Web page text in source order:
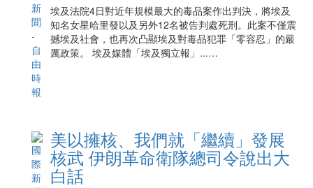
埃及法院4日對近年規模最大的毒品案作出判決，將埃及
知名女星哈里發以及另外12名被告判處死刑。此案不僅震
撼埃及社會，也再次凸顯埃及對毒品犯罪「零容忍」的嚴
厲政策。 埃及媒體「埃及獨立報」...…
美以擁核、我們就「繼續」發展
核武 伊朗革命衛隊總司令說出大
白話